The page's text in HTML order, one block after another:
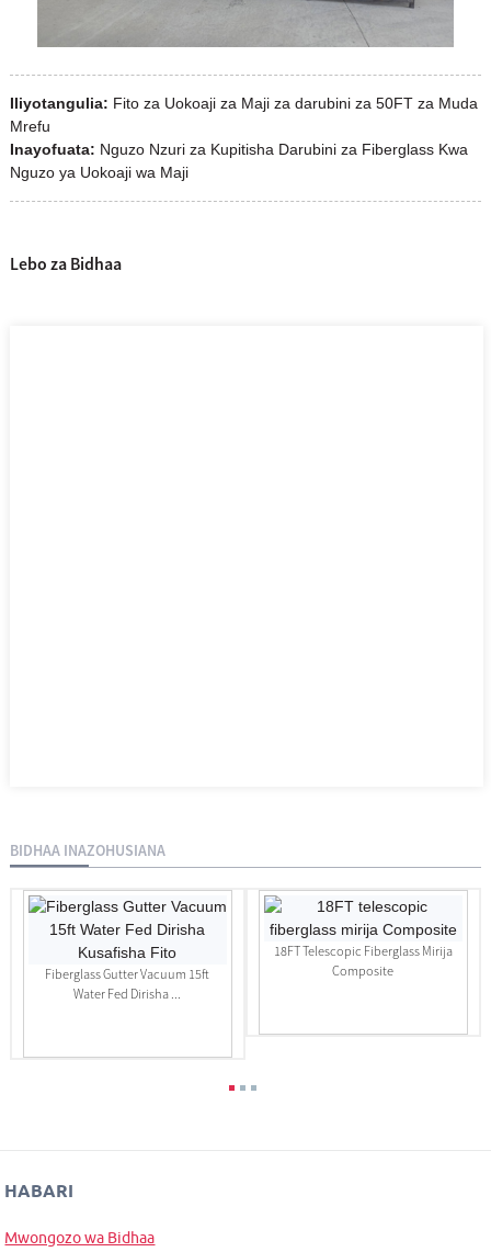
Iliyotangulia: Fito za Uokoaji za Maji za darubini za 50FT za Muda
Mrefu
Inayofuata: Nguzo Nzuri za Kupitisha Darubini za Fiberglass Kwa
Nguzo ya Uokoaji wa Maji
Lebo za Bidhaa
BIDHAA INAZOHUSIANA
Fiberglass Gutter Vacuum 15ft
Water Fed Dirisha ...
18FT Telescopic Fiberglass Mirija
Composite
HABARI
Mwongozo wa Bidhaa